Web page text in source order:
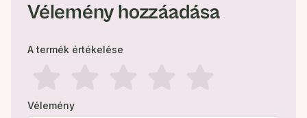
Vélemény hozzáadása
A termék értékelése
Vélemény